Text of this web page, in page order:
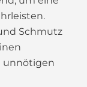
Schmutz
unnötigen